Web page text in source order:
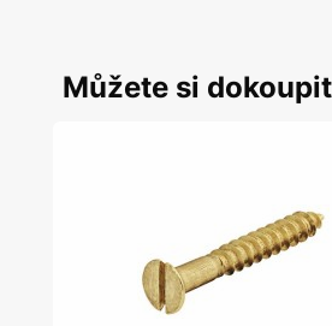
Můžete si dokoupit